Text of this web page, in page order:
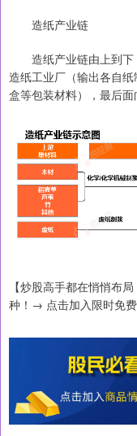
造纸产业链
造纸产业链由上到下
造纸工业厂（输出各自
盒等包装材料），最后面
【炒股高手都在悄悄布
种！→ 点击加入限时免费